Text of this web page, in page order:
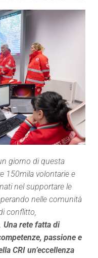
giorno di questa
150mila volontarie e
nel supportare le
nelle comunità
conflitto,
Una rete fatta di
passione e
CRI un’eccellenza